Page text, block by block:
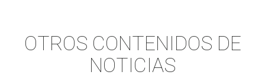
OTROS CONTENIDOS DE
NOTICIAS